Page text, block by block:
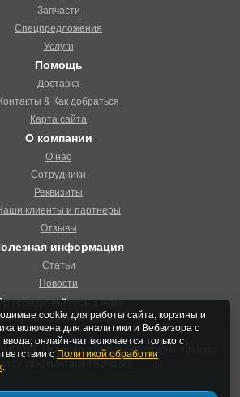
cookie для работы сайта, корзины и
включена для аналитики и Вебвизора с
онлайн-чат включается только с
с Политикой обработки
.
Запчасти
Спецпредложения
Услуги
Помощь
Доставка
& Как добраться
Карта сайта
О компании
О нас
Сотрудники
Реквизиты
клиенты и партнеры
Отзывы
информация
Статьи
Новости
к нам
принемаем к оплате
Продажа запчастей Komatsu, техника
документация Коматсу.